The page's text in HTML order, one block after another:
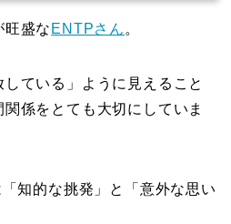
旺盛な ENTPさん 。
ている」ように見えること
係をとても大切にしていま
知的な挑発」と「意外な思い